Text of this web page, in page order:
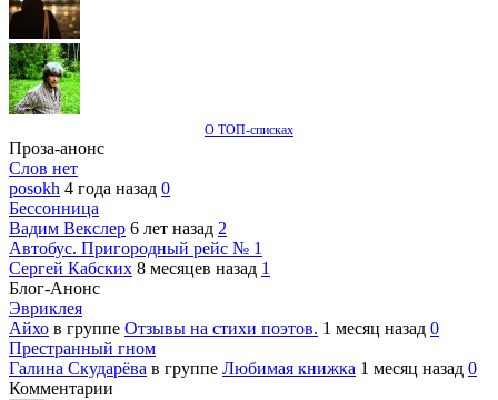
О ТОП-списках
Проза-анонс
Слов нет
posokh 4 года назад 0
Бессонница
Вадим Векслер 6 лет назад 2
Автобус. Пригородный рейс № 1
Сергей Кабских 8 месяцев назад 1
Блог-Анонс
Эвриклея
Айхо в группе Отзывы на стихи поэтов. 1 месяц назад 0
Престранный гном
Галина Скударёва в группе Любимая книжка 1 месяц назад 0
Комментарии